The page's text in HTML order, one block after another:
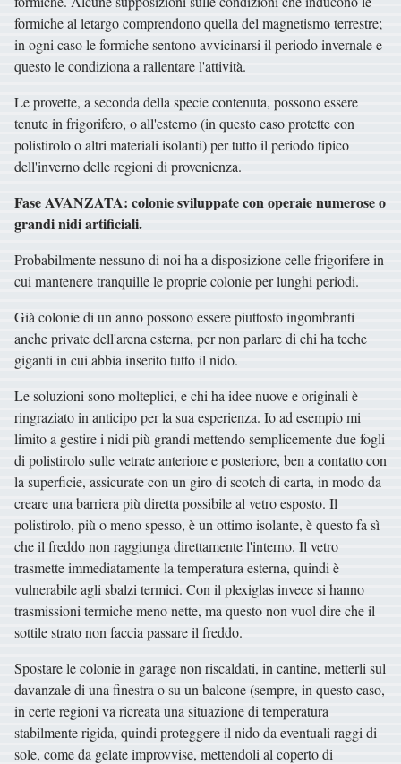
formiche al letargo comprendono quella del magnetismo terrestre;
in ogni caso le formiche sentono avvicinarsi il periodo invernale e
questo le condiziona a rallentare l'attività.
Le provette, a seconda della specie contenuta, possono essere
tenute in frigorifero, o all'esterno (in questo caso protette con
polistirolo o altri materiali isolanti) per tutto il periodo tipico
dell'inverno delle regioni di provenienza.
Fase AVANZATA: colonie sviluppate con operaie numerose o
grandi nidi artificiali.
Probabilmente nessuno di noi ha a disposizione celle frigorifere in
cui mantenere tranquille le proprie colonie per lunghi periodi.
Già colonie di un anno possono essere piuttosto ingombranti
anche private dell'arena esterna, per non parlare di chi ha teche
giganti in cui abbia inserito tutto il nido.
Le soluzioni sono molteplici, e chi ha idee nuove e originali è
ringraziato in anticipo per la sua esperienza. Io ad esempio mi
limito a gestire i nidi più grandi mettendo semplicemente due fogli
di polistirolo sulle vetrate anteriore e posteriore, ben a contatto con
la superficie, assicurate con un giro di scotch di carta, in modo da
creare una barriera più diretta possibile al vetro esposto. Il
polistirolo, più o meno spesso, è un ottimo isolante, è questo fa sì
che il freddo non raggiunga direttamente l'interno. Il vetro
trasmette immediatamente la temperatura esterna, quindi è
vulnerabile agli sbalzi termici. Con il plexiglas invece si hanno
trasmissioni termiche meno nette, ma questo non vuol dire che il
sottile strato non faccia passare il freddo.
Spostare le colonie in garage non riscaldati, in cantine, metterli sul
davanzale di una finestra o su un balcone (sempre, in questo caso,
in certe regioni va ricreata una situazione di temperatura
stabilmente rigida, quindi proteggere il nido da eventuali raggi di
sole, come da gelate improvvise, mettendoli al coperto di